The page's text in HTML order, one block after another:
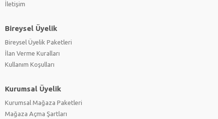
İletişim
Bireysel Üyelik
Bireysel Üyelik Paketleri
İlan Verme Kuralları
Kullanım Koşulları
Kurumsal Üyelik
Kurumsal Mağaza Paketleri
Mağaza Açma Şartları